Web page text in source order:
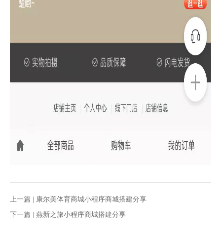
上一篇 | 康尔美体育商城小程序商城搭建分享
下一篇 | 燕新之旅小程序商城搭建分享